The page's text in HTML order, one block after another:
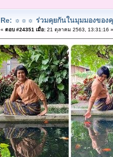
Re: ☼☼☼ ร่วมคุยกันในมุมมองของ
« ตอบ #24351 เมื่อ:21 ตุลาคม 2563, 13:31:16 »